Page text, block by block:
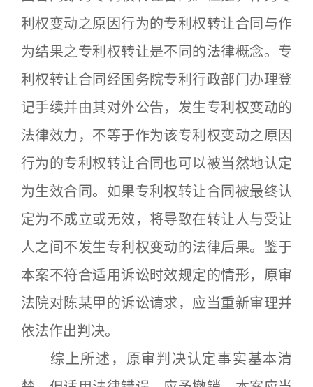
利权变动之原因行为的专利权转让合同与作
为结果之专利权转让是不同的法律概念。专
利权转让合同经国务院专利行政部门办理登
记手续并由其对外公告，发生专利权变动的
法律效力，不等于作为该专利权变动之原因
行为的专利权转让合同也可以被当然地认定
为生效合同。如果专利权转让合同被最终认
定为不成立或无效，将导致在转让人与受让
人之间不发生专利权变动的法律后果。鉴于
本案不符合适用诉讼时效规定的情形，原审
法院对陈某甲的诉讼请求，应当重新审理并
依法作出判决。
综上所述，原审判决认定事实基本清